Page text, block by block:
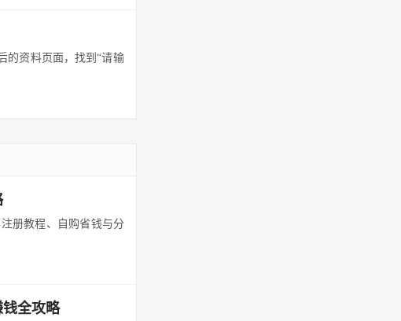
的资料页面，找到“请输
册教程、自购省钱与分
全攻略